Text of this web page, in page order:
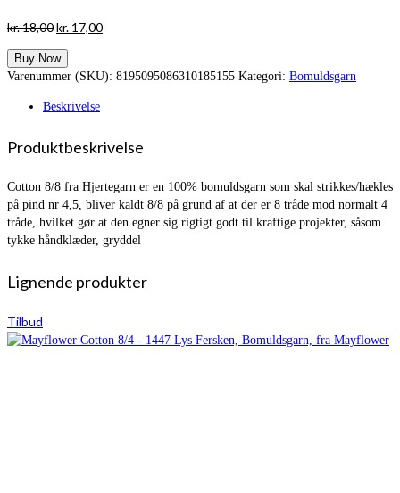
kr.18,00Den
pris
var:
kr. 17,00Den
er:
Buy Now
Varenummer (SKU): 8195095086310185155 Kategori: Bomuldsgarn
Beskrivelse
Produktbeskrivelse
Cotton 8/8 fra Hjertegarn er en 100% bomuldsgarn som skal strikkes/hækles
på pind nr 4,5, bliver kaldt 8/8 på grund af at der er 8 tråde mod normalt 4
tråde, hvilket gør at den egner sig rigtigt godt til kraftige projekter, såsom
tykke håndklæder, gryddel
Lignende produkter
Tilbud